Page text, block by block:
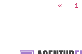
« 1